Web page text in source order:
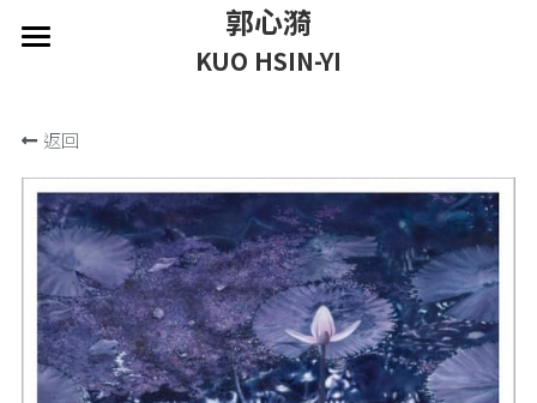
郭心漪
KUO HSIN-YI
關於 about
作品 artworks
藝評 press
展覽 exhibitions
商店 shop
返回
商品分類
所有商品分類